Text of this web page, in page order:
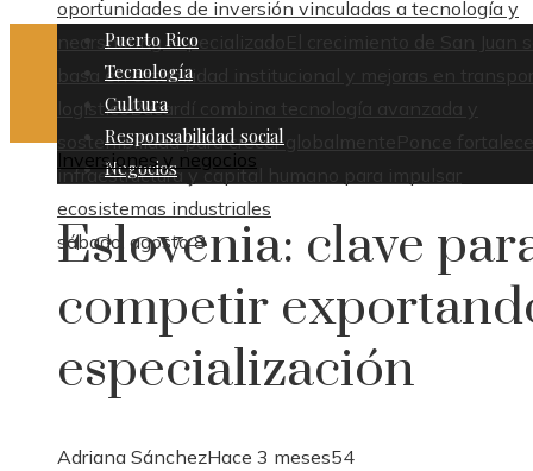
oportunidades de inversión vinculadas a tecnología y
nearshoring especializado El crecimiento de San Juan
basa en estabilidad institucional y mejoras en
logísticoBacardí combina tecnología avanzada y
sostenibilidad para crecer globalmente Ponce
infraestructura y capital humano para impulsar
ecosistemas industriales
sábado, agosto 8
Puerto Rico
Tecnología
Cultura
Responsabilidad social
Negocios
Inversiones y negocios
Eslovenia: clave
competir
especialización
Adriana SánchezHace 3 meses54